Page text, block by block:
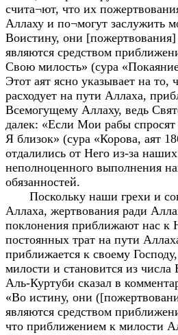
счита¬ют, что их
Аллаху и по¬могут заслужить
Воистину, они [пожертвования]
являются средством
Свою милость» (сура
Этот аят ясно указывает на то,
расходует на пути Аллаха,
Всемогущему Аллаху, ведь
далек: «Если Мои рабы
Я близок» (сура «Корова, аят
отдалились от Него из-за
неполноценного выполнения
обязанностей.
Поскольку наши грехи и
Аллаха, жертвования ради
поклонения приближают нас
постоянных трат на пути
приближается к своему
милости и становится из числа
Аль-Куртуби сказал в
«Во истину, они
являются средством
что приближением к милости